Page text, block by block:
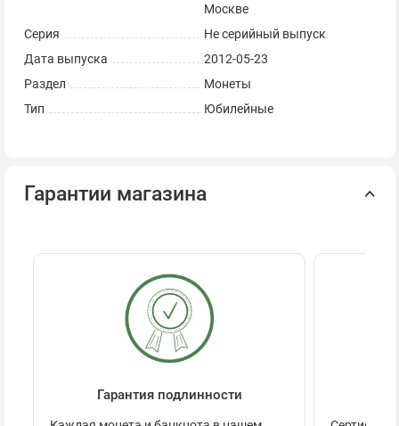
Москве
Серия
Не серийный выпуск
Дата выпуска
2012-05-23
Раздел
Монеты
Тип
Юбилейные
Гарантии магазина
Гарантия подлинности